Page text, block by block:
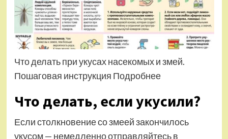
Что делать при укусах насекомых и змей.
Пошаговая инструкция Подробнее
Что делать, если укусили?
Если столкновение со змеей закончилось
укусом — немедленно отправляйтесь в